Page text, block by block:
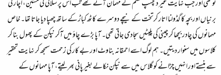
تو تھی اور جب نہایت غیر دلچسپ قسم کے مہمان آتے تھے تب اس پر سلائی کی مشین، اچار کی
برنیاں اور بچہ کا گڈولنا اتار کرتخت کے نیچے دوسرے کاٹھ کباڑ کے ساتھ چھپا دیا جاتا تھا۔ خاص
مہمانوں کی چادر بچھا کر چینی کی پلیٹیں سجادی جاتی تھی۔ آپا بڑے چاؤ میں آکر نپکن کے پھول بنا کر
کلاسوں میں سنوار دیتیں۔ ہم لوگ اسے احمقانہ بناوٹ اور بے کار کی زحمت سمجھ کر نہایت تحقیر
سے ہنستے اور انہیں چڑانے کو گلاس میں سے نپکن نکالے بغیر پانی بھر لیتے، آپا مہمانوں کے